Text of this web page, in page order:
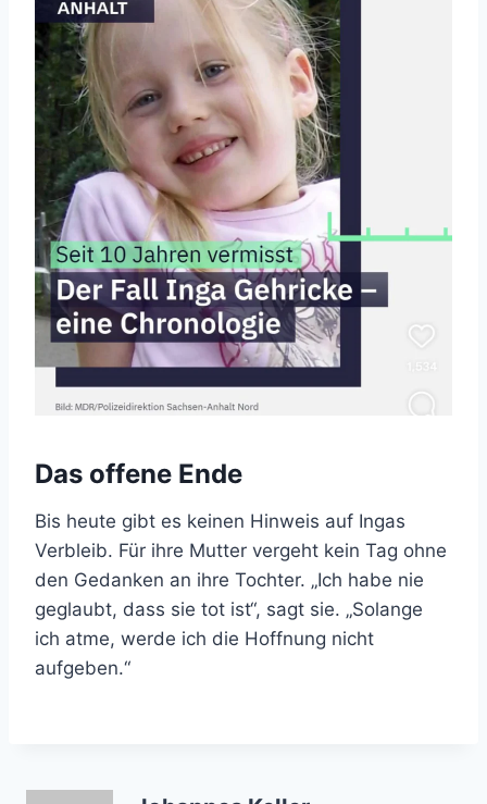
Das offene Ende
Bis heute gibt es keinen Hinweis auf Ingas
Verbleib. Für ihre Mutter vergeht kein Tag ohne
den Gedanken an ihre Tochter. „Ich habe nie
geglaubt, dass sie tot ist“, sagt sie. „Solange
ich atme, werde ich die Hoffnung nicht
aufgeben.“